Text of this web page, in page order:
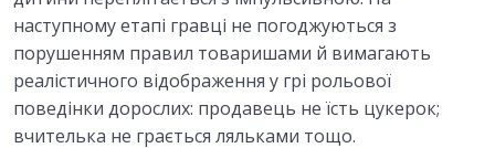
наступному етапі гравці не погоджуються з
порушенням правил товаришами й вимагають
реалістичного відображення у грі рольової
поведінки дорослих: продавець не їсть цукерок;
вчителька не грається ляльками тощо.